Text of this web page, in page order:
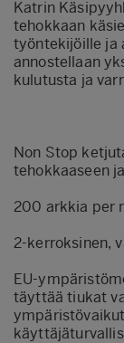
Katrin
tehokkaan
työntekijöille ja
annostellaan
kulutusta ja
Non Stop
tehokkaaseen
200 arkkia per
2-kerroksinen,
EU-
täyttää tiukat